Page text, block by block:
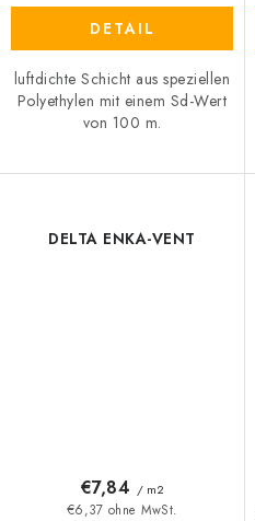
DETAIL
luftdichte Schicht aus speziellen
Polyethylen mit einem Sd-Wert
von 100 m.
DELTA ENKA-VENT
€6,37 ohne MwSt.
€7,84 / m2